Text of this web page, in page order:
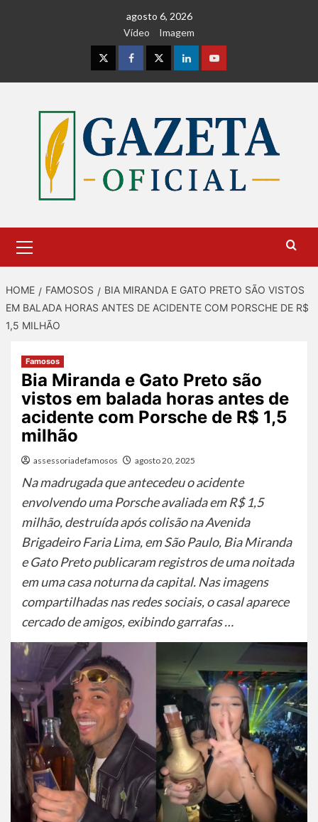
agosto 6, 2026
Vídeo
Imagem
InstagramFacebookTwitterLinkedinYoutube
Menu
HOME FAMOSOS
BIA MIRANDA E GATO PRETO SÃO VISTOS
EM BALADA HORAS ANTES DE ACIDENTE COM PORSCHE DE R$
1,5 MILHÃO
Famosos
Bia Miranda e Gato Preto são
vistos em balada horas antes de
acidente com Porsche de R$ 1,5
milhão
assessoriadefamosos agosto 20, 2025
Na madrugada que antecedeu o acidente
envolvendo uma Porsche avaliada em R$ 1,5
milhão, destruída após colisão na Avenida
Brigadeiro Faria Lima, em São Paulo, Bia Miranda
e Gato Preto publicaram registros de uma noitada
em uma casa noturna da capital. Nas imagens
compartilhadas nas redes sociais, o casal aparece
cercado de amigos, exibindo garrafas …